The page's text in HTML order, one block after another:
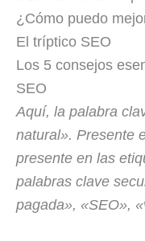
¿Cómo puedo
El tríptico SEO
Los 5 consejos
SEO
Aquí, la palabra
natural». Presente
presente en las
palabras clave
pagada», «SEO»,